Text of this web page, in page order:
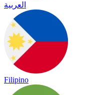
العربية
Filipino